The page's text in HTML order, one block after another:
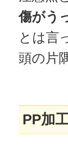
傷がう
とは言
頭の片
PP加